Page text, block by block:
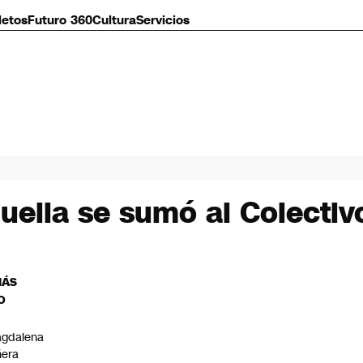
Futuro 360CulturaServicios
se sumó al